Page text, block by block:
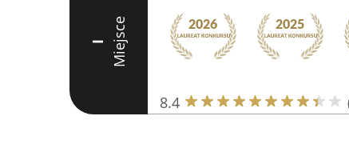
I Miejsce
8.4